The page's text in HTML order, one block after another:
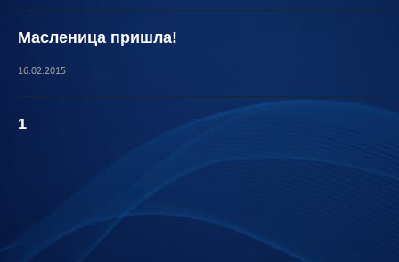
Масленица пришла!
16.02.2015
1